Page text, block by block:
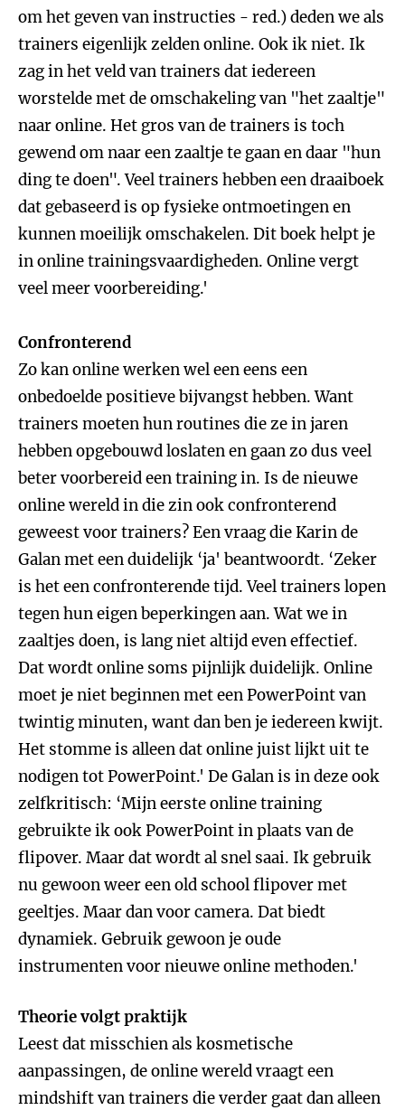
om het geven van instructies - red.) deden we als
trainers eigenlijk zelden online. Ook ik niet. Ik
zag in het veld van trainers dat iedereen
worstelde met de omschakeling van "het zaaltje"
naar online. Het gros van de trainers is toch
gewend om naar een zaaltje te gaan en daar "hun
ding te doen". Veel trainers hebben een draaiboek
dat gebaseerd is op fysieke ontmoetingen en
kunnen moeilijk omschakelen. Dit boek helpt je
in online trainingsvaardigheden. Online vergt
veel meer voorbereiding.'
Confronterend
Zo kan online werken wel een eens een
onbedoelde positieve bijvangst hebben. Want
trainers moeten hun routines die ze in jaren
hebben opgebouwd loslaten en gaan zo dus veel
beter voorbereid een training in. Is de nieuwe
online wereld in die zin ook confronterend
geweest voor trainers? Een vraag die Karin de
Galan met een duidelijk ‘ja' beantwoordt. ‘Zeker
is het een confronterende tijd. Veel trainers lopen
tegen hun eigen beperkingen aan. Wat we in
zaaltjes doen, is lang niet altijd even effectief.
Dat wordt online soms pijnlijk duidelijk. Online
moet je niet beginnen met een PowerPoint van
twintig minuten, want dan ben je iedereen kwijt.
Het stomme is alleen dat online juist lijkt uit te
nodigen tot PowerPoint.' De Galan is in deze ook
zelfkritisch: ‘Mijn eerste online training
gebruikte ik ook PowerPoint in plaats van de
flipover. Maar dat wordt al snel saai. Ik gebruik
nu gewoon weer een old school flipover met
geeltjes. Maar dan voor camera. Dat biedt
dynamiek. Gebruik gewoon je oude
instrumenten voor nieuwe online methoden.'
Theorie volgt praktijk
Leest dat misschien als kosmetische
aanpassingen, de online wereld vraagt een
mindshift van trainers die verder gaat dan alleen